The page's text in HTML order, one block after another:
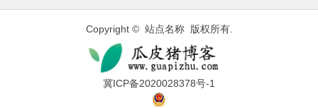
Copyright © 站点名称 版权所有.
冀ICP备2020028378号-1